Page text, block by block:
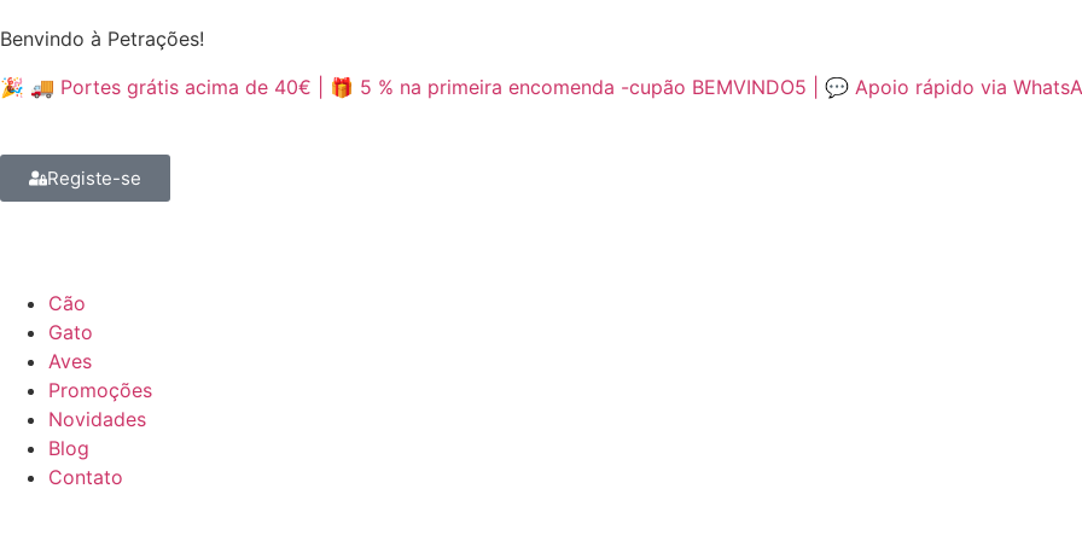
Benvindo à Petrações!
🎉 🚚 Portes grátis acima de 40€ | 🎁 5 % na primeira encomenda -cupão BEMVINDO5 | 💬 Apoio rápido via
Registe-se
Cão
Gato
Aves
Promoções
Novidades
Blog
Contato